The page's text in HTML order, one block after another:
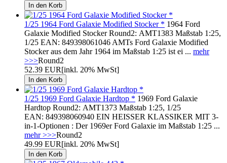
1/25 1964 Ford Galaxie Modified Stocker * 1964 Ford
Galaxie Modified Stocker Round2: AMT1383 Maßstab 1:25,
1/25 EAN: 849398061046 AMTs Ford Galaxie Modified
Stocker aus dem Jahr 1964 im Maßstab 1:25 ist ei ... mehr
>>>Round2
52.39 EUR[inkl. 20% MwSt]
1/25 1969 Ford Galaxie Hardtop * 1969 Ford Galaxie
Hardtop Round2: AMT1373 Maßstab 1:25, 1/25
EAN: 849398060940 EIN HEISSER KLASSIKER MIT 3-
in-1-Optionen : Der 1969er Ford Galaxie im Maßstab 1:25 ...
mehr >>>Round2
49.99 EUR[inkl. 20% MwSt]